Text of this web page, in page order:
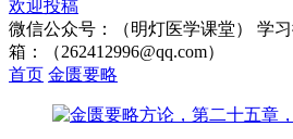
欢迎投稿
微信公众号：（明灯医学课堂） 学习
箱：（262412996@qq.com）
首页 金匮要略